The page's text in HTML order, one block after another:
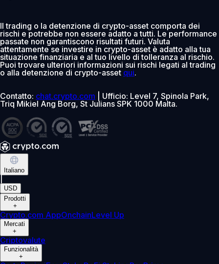
Il trading o la detenzione di crypto-asset comporta dei
rischi e potrebbe non essere adatto a tutti. Le performance
passate non garantiscono risultati futuri. Valuta
attentamente se investire in crypto-asset è adatto alla tua
situazione finanziaria e al tuo livello di tolleranza al rischio.
Puoi trovare ulteriori informazioni sui rischi legati al trading
o alla detenzione di crypto-asset qui.
Contatto: chat.crypto.com | Ufficio: Level 7, Spinola Park,
Triq Mikiel Ang Borg, St Julians SPK 1000 Malta.
Italiano
USD
Prodotti
+
Crypto.com AppOnchainLevel Up
Mercati
+
Criptovalute
Funzionalità
+